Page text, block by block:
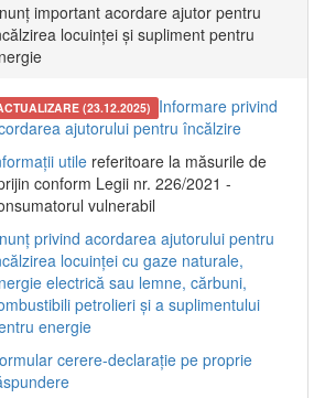
important acordare ajutor pentru
locuinței și supliment pentru
(23.12.2025) Informare privind
ajutorului pentru încălzire
utile referitoare la măsurile de
conform Legii nr. 226/2021 -
vulnerabil
privind acordarea ajutorului pentru
locuinței cu gaze naturale,
electrică sau lemne, cărbuni,
petrolieri și a suplimentului
energie
cerere-declarație pe proprie